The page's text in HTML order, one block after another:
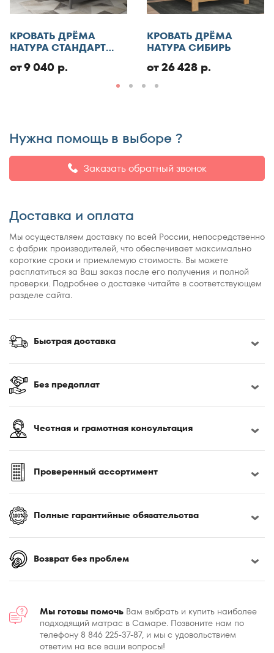
Отменить
Добавить отзыв
КРОВАТЬ ДРЁМА
НАТУРА СТАНДАРТ
от 9 040 р.
КРОВАТЬ ДРЁМА
НАТУРА СИБИРЬ
от 26 428 р.
Нужна помощь в выборе ?
Заказать обратный звонок
Доставка и оплата
Мы осуществляем доставку по всей России, непосредственно
с фабрик производителей, что обеспечивает максимально
короткие сроки и приемлемую стоимость. Вы можете
расплатиться за Ваш заказ после его получения и полной
проверки. Подробнее о доставке читайте в соответствующем
разделе сайта.
Быстрая доставка
Без предоплат
Честная и грамотная консультация
Проверенный ассортимент
Полные гарантийные обязательства
Возврат без проблем
Мы готовы помочь Вам выбрать и купить наиболее
подходящий матрас в Самаре. Позвоните нам по
телефону 8 846 225-37-87, и мы с удовольствием
ответим на все ваши вопросы!